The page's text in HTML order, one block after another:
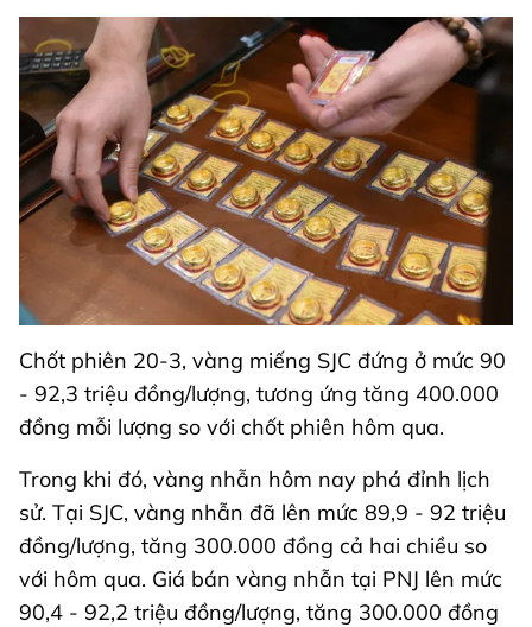
Chốt phiên 20-3, vàng miếng SJC đứng ở mức 90
- 92,3 triệu đồng/lượng, tương ứng tăng 400.000
đồng mỗi lượng so với chốt phiên hôm qua.
Trong khi đó, vàng nhẫn hôm nay phá đỉnh lịch
sử. Tại SJC, vàng nhẫn đã lên mức 89,9 - 92 triệu
đồng/lượng, tăng 300.000 đồng cả hai chiều so
với hôm qua. Giá bán vàng nhẫn tại PNJ lên mức
90,4 - 92,2 triệu đồng/lượng, tăng 300.000 đồng